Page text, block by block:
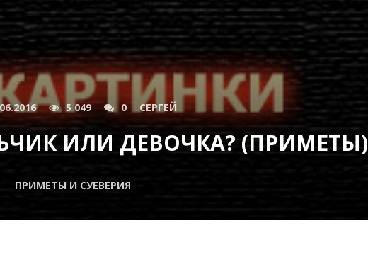
5 049 0 СЕРГЕЙ
ИЛИ ДЕВОЧКА? (ПРИМЕТЫ)
ПРИМЕТЫ И СУЕВЕРИЯ